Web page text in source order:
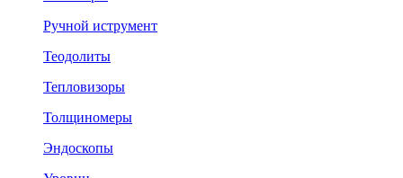
Ручной иструмент
Теодолиты
Тепловизоры
Толщиномеры
Эндоскопы